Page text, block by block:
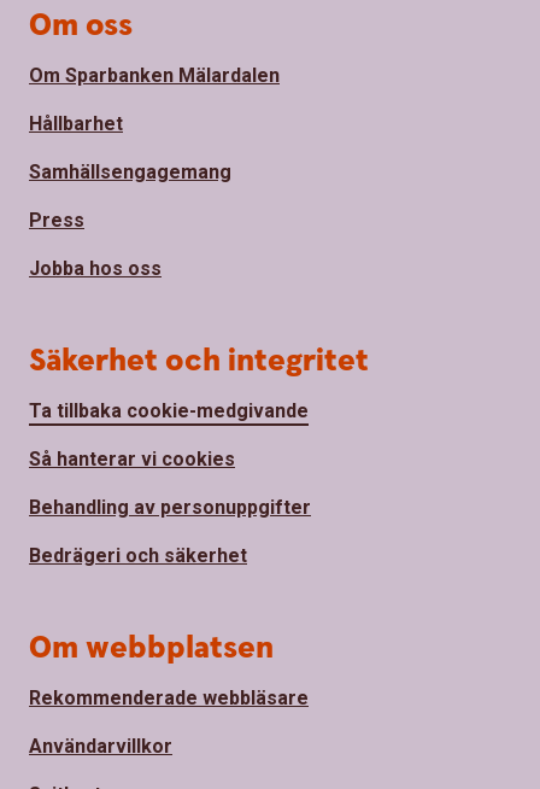
Om oss
Om Sparbanken Mälardalen
Hållbarhet
Samhällsengagemang
Press
Jobba hos oss
Säkerhet och integritet
Ta tillbaka cookie-medgivande
Så hanterar vi cookies
Behandling av personuppgifter
Bedrägeri och säkerhet
Om webbplatsen
Rekommenderade webbläsare
Användarvillkor